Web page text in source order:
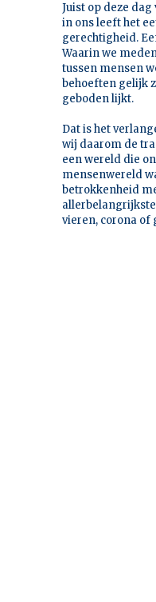
Juist op deze
in ons leeft het
gerechtigheid.
Waarin we
tussen mensen
behoeften gelijk
geboden lijkt.
Dat is het
wij daarom de
een wereld die
mensenwereld
betrokkenheid
vieren, corona of